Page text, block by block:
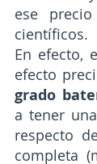
ese
científicos.
En efecto,
efecto
grado
a tener
respecto
completa